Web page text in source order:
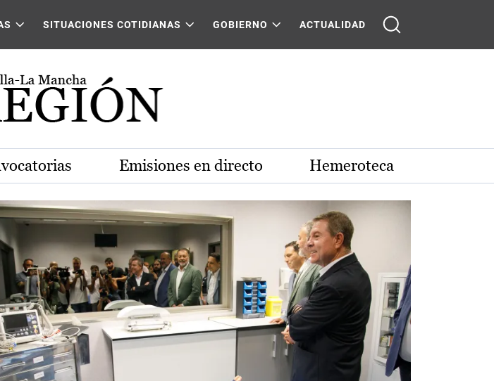
SITUACIONES COTIDIANAS GOBIERNO ACTUALIDAD
Emisiones en directo Hemeroteca